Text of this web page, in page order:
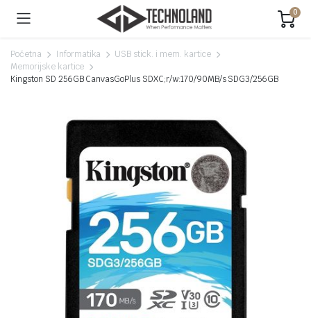
0
Početna Informatika
USB stick. i mem. kartice
Memorijske kartice
Kingston SD 256GB CanvasGoPlus SDXC;r/w:170/90MB/s SDG3/256GB